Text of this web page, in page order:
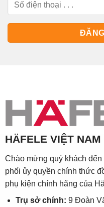
HÄFELE VIỆT NAM
Chào mừng quý khách
phối ủy quyền chính thức
phụ kiện chính hãng của
Trụ sở chính: 9 Đoàn